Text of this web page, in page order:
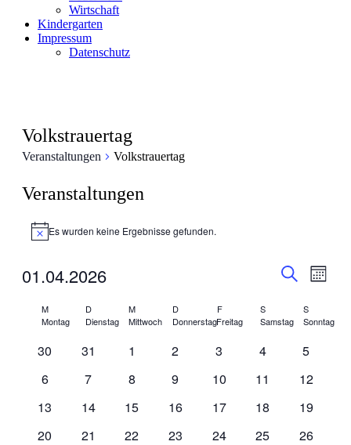
Wirtschaft
Kindergarten
Impressum
Datenschutz
Volkstrauertag
Veranstaltungen Volkstrauertag
Veranstaltungen
HinweisEs wurden keine Ergebnisse gefunden.
und
Monat
01.04.2026
wählen.
Kalender
von
Veranstaltungen
M
Montag
D
Dienstag
M
Mittwoch
D
Donnerstag
F
Freitag
S
Samstag
S
Sonntag
0
30
0
31
0
1
0
2
0
3
0
4
0
5
0
6
0
7
0
8
0
9
0
10
0
11
0
12
0
13
0
14
0
15
0
16
0
17
0
18
0
19
0
20
0
21
0
22
0
23
0
24
0
25
0
26